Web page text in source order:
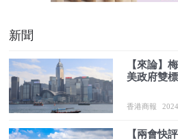
新聞
【來論】
美政府雙
香港商報
【兩會快